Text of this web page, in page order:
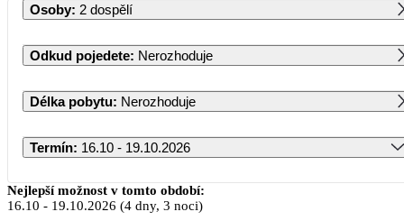
Osoby: 2 dospělí
Odkud pojedete: Nerozhoduje
Délka pobytu: Nerozhoduje
Termín: 16.10 - 19.10.2026
Říjen 2026
Nejlepší možnost v tomto období:
16.10 - 19.10.2026 (4 dny, 3 noci)